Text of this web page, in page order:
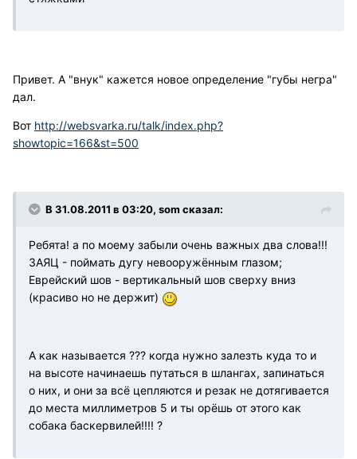
Привет. А "внук" кажется новое определение "губы негра"
дал.
Вот http://websvarka.ru/talk/index.php?
showtopic=166&st=500
В 31.08.2011 в 03:20, som сказал:
Ребята! а по моему забыли очень важных два слова!!!
ЗАЯЦ - поймать дугу невооружённым глазом;
Еврейский шов - вертикальный шов сверху вниз
(красиво но не держит)
А как называется ??? когда нужно залезть куда то и
на высоте начинаешь путаться в шлангах, запинаться
о них, и они за всё цепляются и резак не дотягивается
до места миллиметров 5 и ты орёшь от этого как
собака баскервилей!!!! ?